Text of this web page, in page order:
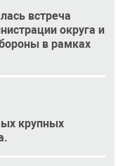
встреча
округа и
в рамках
крупных